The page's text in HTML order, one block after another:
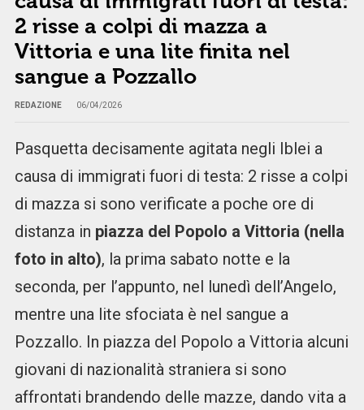
2 risse a colpi di mazza a
Vittoria e una lite finita nel
sangue a Pozzallo
REDAZIONE 06/04/2026
Pasquetta decisamente agitata negli Iblei a
causa di immigrati fuori di testa: 2 risse a colpi
di mazza si sono verificate a poche ore di
distanza in piazza del Popolo a Vittoria (nella
foto in alto), la prima sabato notte e la
seconda, per l’appunto, nel lunedì dell’Angelo,
mentre una lite sfociata è nel sangue a
Pozzallo. In piazza del Popolo a Vittoria alcuni
giovani di nazionalità straniera si sono
affrontati brandendo delle mazze, dando vita a